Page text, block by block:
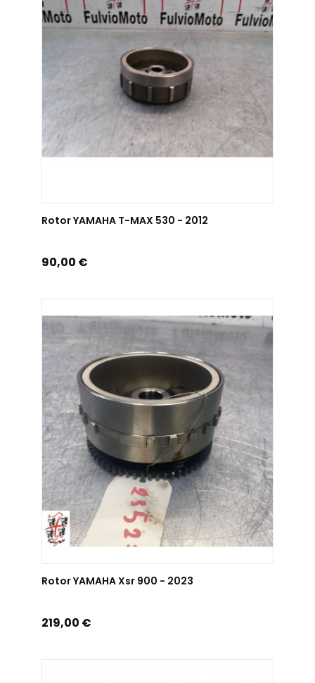
Rotor YAMAHA T-MAX 530 - 2012
Prix
90,00 €
Rotor YAMAHA Xsr 900 - 2023
Prix
219,00 €